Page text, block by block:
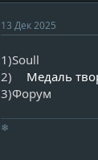
ц
и
и
13 Дек 2025
1)Soull
2)
Медаль
3)Форум
❄